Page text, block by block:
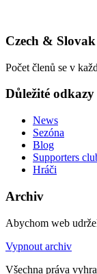
Czech &
Počet členů se v
Důležité odkazy
News
Sezóna
Blog
Supporters
Hráči
Archiv
Abychom web
Vypnout archiv
Všechna práva